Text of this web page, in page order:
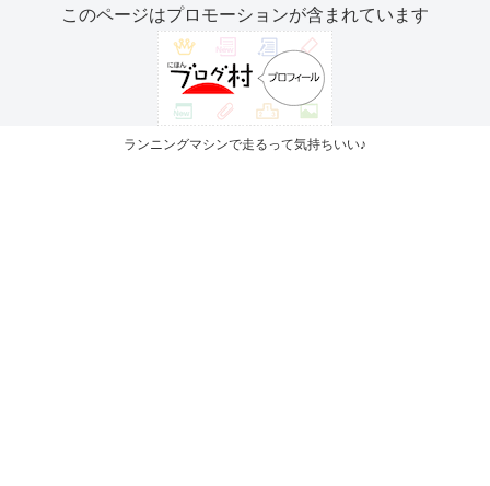
このページはプロモーションが含まれています
ランニングマシンで走るって気持ちいい♪